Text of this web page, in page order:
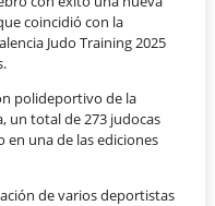
coincidió con la
Judo Training 2025
polideportivo de la
un total de 273 judocas
en una de las ediciones
de varios deportistas